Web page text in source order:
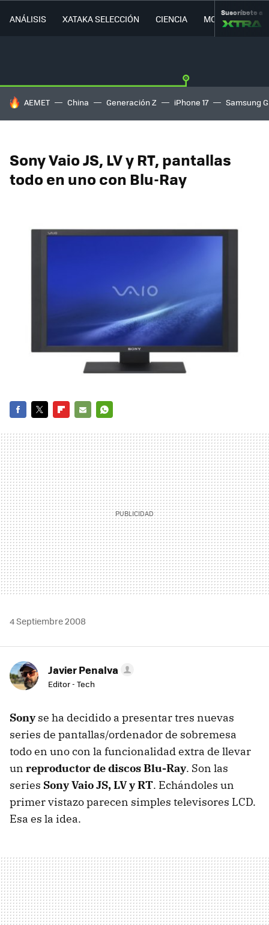
ANÁLISIS XATAKA SELECCIÓN CIENCIA MOVILIDAD
Suscríbete a
HOY SE HABLA DE
AEMET China Generación Z iPhone 17 Samsung
Sony Vaio JS, LV y RT, pantallas
todo en uno con Blu-Ray
MAIL
4 Septiembre 2008
Javier Penalva
Editor - Tech
Sonyse ha decidido a presentar tres nuevas
series de pantallas/ordenador de sobremesa
todo en uno con la funcionalidad extra de llevar
un reproductor de discos Blu-Ray. Son las
series Sony Vaio JS, LV y RT. Echándoles un
primer vistazo parecen simples televisores LCD.
Esa es la idea.